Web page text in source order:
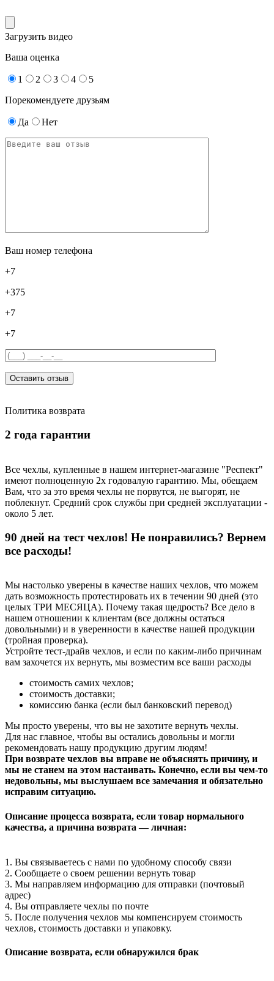
Загрузить видео
Ваша оценка
1 2 3 4
5
Порекомендуете друзьям
Да Нет
Ваш номер телефона
+7
+375
+7
+7
Оставить отзыв
Политика возврата
2 года гарантии
Все чехлы, купленные в нашем интернет-магазине "Респект"
имеют полноценную 2х годовалую гарантию. Мы, обещаем
Вам, что за это время чехлы не порвутся, не выгорят, не
поблекнут. Средний срок службы при средней эксплуатации -
около 5 лет.
90 дней на тест чехлов! Не понравились? Вернем
все расходы!
Мы настолько уверены в качестве наших чехлов, что можем
дать возможность протестировать их в течении 90 дней (это
целых ТРИ МЕСЯЦА). Почему такая щедрость? Все дело в
нашем отношении к клиентам (все должны остаться
довольными) и в уверенности в качестве нашей продукции
(тройная проверка).
Устройте тест-драйв чехлов, и если по каким-либо причинам
вам захочется их вернуть, мы возместим все ваши расходы
стоимость самих чехлов;
стоимость доставки;
комиссию банка (если был банковский перевод)
Мы просто уверены, что вы не захотите вернуть чехлы.
Для нас главное, чтобы вы остались довольны и могли
рекомендовать нашу продукцию другим людям!
При возврате чехлов вы вправе не объяснять причину, и
мы не станем на этом настаивать. Конечно, если вы чем-то
недовольны, мы выслушаем все замечания и обязательно
исправим ситуацию.
Описание процесса возврата, если товар нормального
качества, а причина возврата — личная:
1. Вы связываетесь с нами по удобному способу связи
2. Сообщаете о своем решении вернуть товар
3. Мы направляем информацию для отправки (почтовый
адрес)
4. Вы отправляете чехлы по почте
5. После получения чехлов мы компенсируем стоимость
чехлов, стоимость доставки и упаковку.
Описание возврата, если обнаружился брак